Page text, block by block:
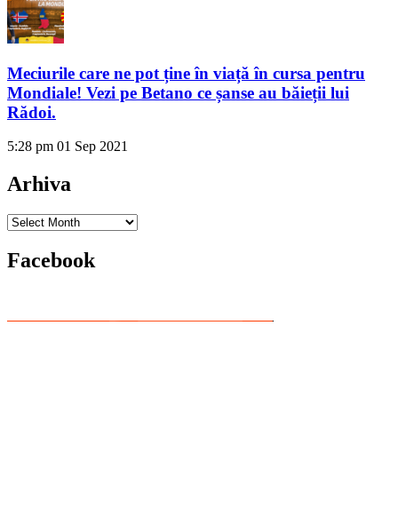
Meciurile care ne pot ține în viață în cursa pentru
Mondiale! Vezi pe Betano ce șanse au băieții lui
Rădoi.
5:28 pm 01 Sep 2021
Arhiva
Arhiva
Facebook